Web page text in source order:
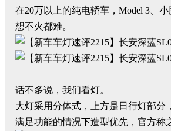
在20万以上的纯电轿车，Model 3、
想不火都难。
话不多说，我们看灯。
大灯采用分体式，上方是日行灯部分
满足功能的情况下造型优先，官方称